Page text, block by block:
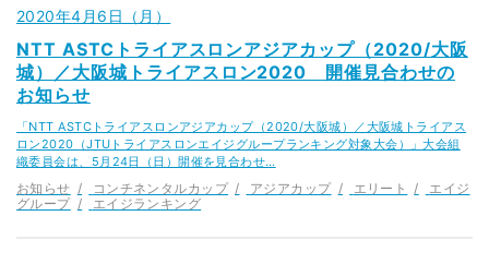
2020年4月6日（月）
NTT ASTCトライアスロンアジアカップ（2020/大阪
城）／大阪城トライアスロン2020 開催見合わせの
お知らせ
「NTT ASTCトライアスロンアジアカップ（2020/大阪城）／大阪城トライアス
ロン2020（JTUトライアスロンエイジグループランキング対象大会）」大会組
織委員会は、5月24日（日）開催を見合わせ…
お知らせ コンチネンタルカップ アジアカップ エリート
エイジ
グループ
エイジランキング